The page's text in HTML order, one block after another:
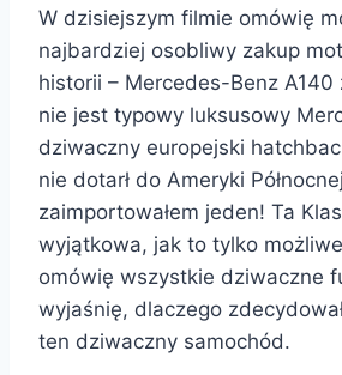
W dzisiejszym filmie omówię
najbardziej osobliwy zakup
historii – Mercedes-Benz A140
nie jest typowy luksusowy
dziwaczny europejski
nie dotarł do Ameryki
zaimportowałem jeden! Ta
wyjątkowa, jak to tylko
omówię wszystkie dziwaczne
wyjaśnię, dlaczego
ten dziwaczny samochód.